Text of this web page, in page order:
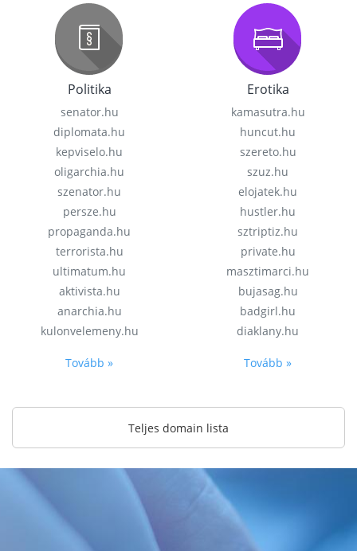
Politika
senator.hu
diplomata.hu
kepviselo.hu
oligarchia.hu
szenator.hu
persze.hu
propaganda.hu
terrorista.hu
ultimatum.hu
aktivista.hu
anarchia.hu
kulonvelemeny.hu
Tovább »
Erotika
kamasutra.hu
huncut.hu
szereto.hu
szuz.hu
elojatek.hu
hustler.hu
sztriptiz.hu
private.hu
masztimarci.hu
bujasag.hu
badgirl.hu
diaklany.hu
Tovább »
Teljes domain lista